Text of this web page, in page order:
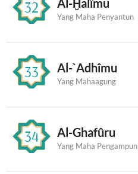
32
Yang Maha Penyantun
33 Al-`Adhîmu
Yang Mahaagung
34 Al-Ghafûru
Yang Maha Pengampun